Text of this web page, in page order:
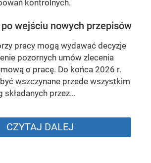
kontrolnych.
wejściu nowych przepisów
pracy mogą wydawać decyzje
pozornych umów zlecenia
o pracę. Do końca 2026 r.
wszczynane przede wszystkim
przez...
CZYTAJ DALEJ